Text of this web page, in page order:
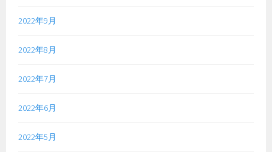
2022年9月
2022年8月
2022年7月
2022年6月
2022年5月